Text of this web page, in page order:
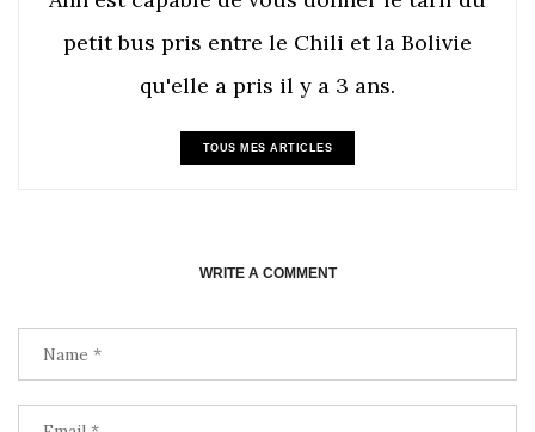
petit bus pris entre le Chili et la Bolivie
qu'elle a pris il y a 3 ans.
TOUS MES ARTICLES
WRITE A COMMENT